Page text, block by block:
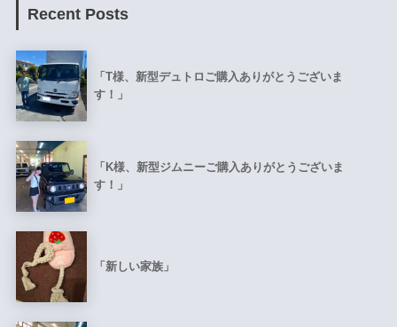
Recent Posts
「T様、新型デュトロご購入ありがとうございま
す！」
「K様、新型ジムニーご購入ありがとうございま
す！」
「新しい家族」